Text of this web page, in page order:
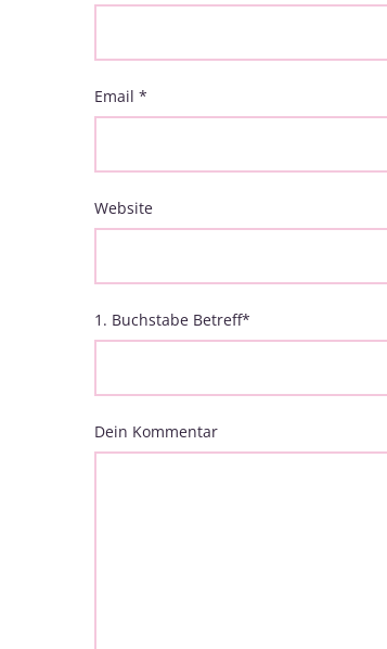
Email *
Website
1. Buchstabe Betreff*
Dein Kommentar